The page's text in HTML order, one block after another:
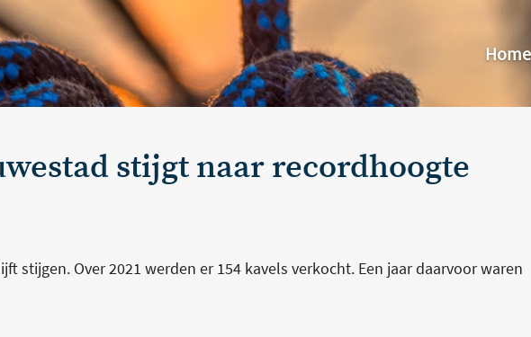
Home
stijgt naar recordhoogte
stijgen. Over 2021 werden er 154 kavels verkocht. Een jaar daarvoor waren